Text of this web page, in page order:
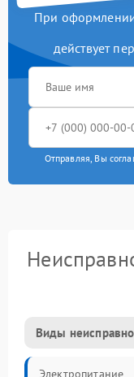
При
действует
Отправляя, Вы
Виды